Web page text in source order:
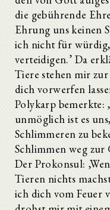
die gebührende
Ehrung uns keinen
ich nicht für
verteidigen.’ Da
Tiere stehen mir
dich vorwerfen
Polykarp bemerkte:
unmöglich ist es
Schlimmeren zu
Schlimmen weg zur
Der Prokonsul:
Tieren nichts
ich dich vom Feuer